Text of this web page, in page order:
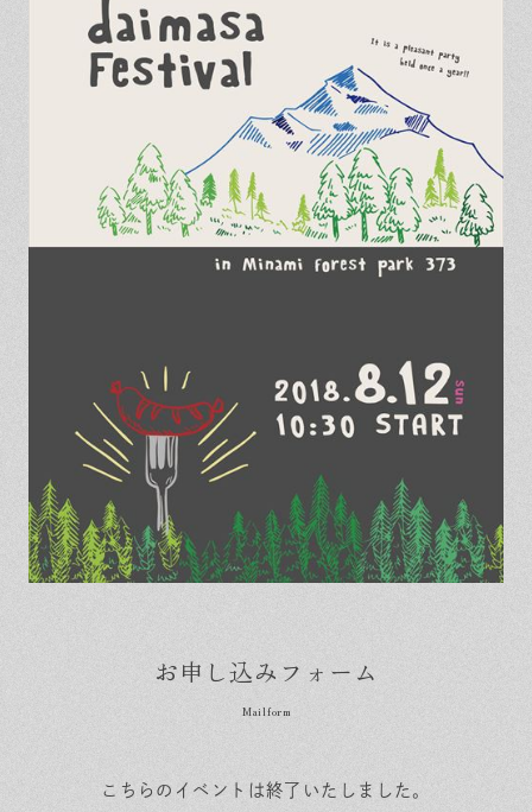
お申し込みフォーム
こちらのイベントは終了いたしました。